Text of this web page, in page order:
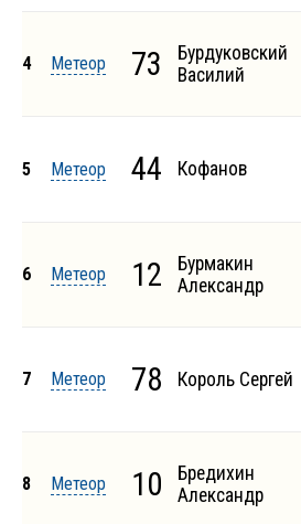
4 Метеор 73
Бурдуковский
Василий
5 Метеор 44 Кофанов
6 Метеор 12
Бурмакин
Александр
7 Метеор 78 Король Сергей
8 Метеор 10
Бредихин
Александр